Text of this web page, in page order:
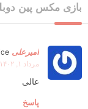
بازی مکس پین
امیرعلی
مرداد ۱, ۱۴۰۲ a las ۲:۲۹ ب.ظ
عالی
پاسخ